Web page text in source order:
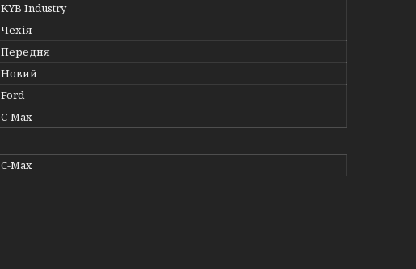
KYB Industry
Чехія
Передня
Новий
Ford
C-Max
C-Max